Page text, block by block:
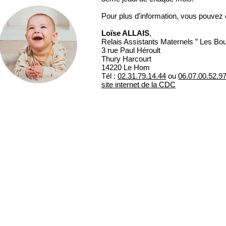
Pour plus d'information, vous pouvez
Loïse ALLAIS,
Relais Assistants Maternels ” Les
3 rue Paul Héroult
Thury Harcourt
14220 Le Hom
Tél : 02.31.79.14.44 ou 06.07.00.52.97
site internet de la CDC